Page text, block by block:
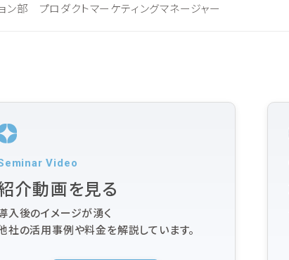
ン部 プロダクトマーケティングマネージャー
Video
介動画を見る
入後のイメージが湧く
社の活用事例や料金を解説しています。